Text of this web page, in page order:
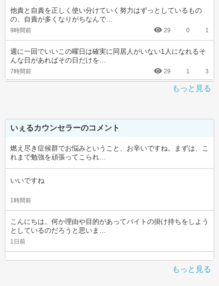
他責と自責を正しく使い分けていく努力はずっとしているもの
の、自責が多くなりがちなんで…
9時間前 29 0 1
週に一回でいいこの曜日は確実に同居人がいない1人になれるそ
んな日があればその日だけを…
7時間前 29 1 3
もっと見る
いぇるカウンセラーのコメント
燃え尽き症候群でお悩みということ、お辛いですね。まずは、こ
れまで勉強を頑張ってこられ…
いいですね
1時間前
こんにちは。何か理由や目的があってバイトの掛け持ちをしよう
としているのだろうと思いま…
1日前
もっと見る